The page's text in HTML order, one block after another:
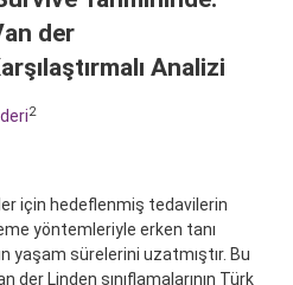
der
Analizi
2
için hedeflenmiş tedavilerin
yöntemleriyle erken tanı
yaşam sürelerini uzatmıştır. Bu
der Linden sınıflamalarının Türk